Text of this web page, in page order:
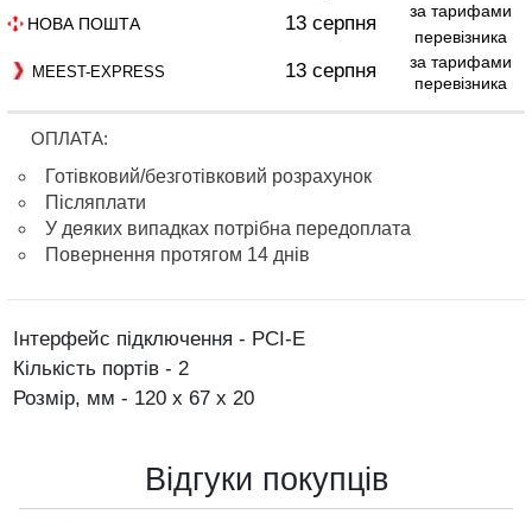
НОВА ПОШТА 13 серпня
за тарифами
перевізника
MEEST-EXPRESS 13 серпня
за тарифами
перевізника
ОПЛАТА:
Готівковий/безготівковий розрахунок
Післяплати
У деяких випадках потрібна передоплата
Повернення протягом 14 днів
Інтерфейс підключення - PCI-E
Кількість портів - 2
Розмір, мм - 120 х 67 х 20
Відгуки покупців